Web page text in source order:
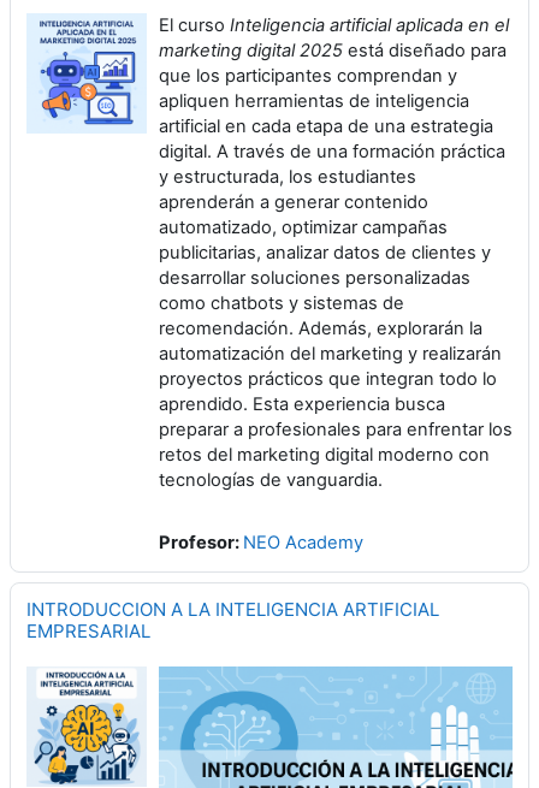
El curso Inteligencia artificial aplicada en el
marketing digital 2025 está diseñado para
que los participantes comprendan y
apliquen herramientas de inteligencia
artificial en cada etapa de una estrategia
digital. A través de una formación práctica
y estructurada, los estudiantes
aprenderán a generar contenido
automatizado, optimizar campañas
publicitarias, analizar datos de clientes y
desarrollar soluciones personalizadas
como chatbots y sistemas de
recomendación. Además, explorarán la
automatización del marketing y realizarán
proyectos prácticos que integran todo lo
aprendido. Esta experiencia busca
preparar a profesionales para enfrentar los
retos del marketing digital moderno con
tecnologías de vanguardia.
Profesor: NEO Academy
INTRODUCCION A LA INTELIGENCIA ARTIFICIAL
EMPRESARIAL